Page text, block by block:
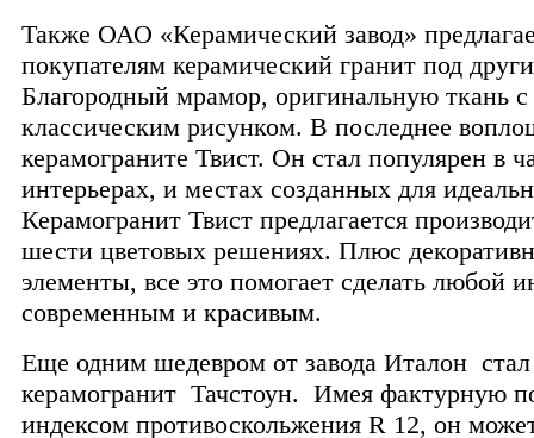
Также ОАО «Керамический завод»
покупателям керамический гранит под
Благородный мрамор, оригинальную ткань с
классическим рисунком. В последнее
керамограните Твист. Он стал популярен в
интерьерах, и местах созданных для
Керамогранит Твист предлагается
шести цветовых решениях. Плюс
элементы, все это помогает сделать любой
современным и красивым.
Еще одним шедевром от завода Италон стал
керамогранит Тачстоун. Имея фактурную
индексом противоскольжения R 12, он